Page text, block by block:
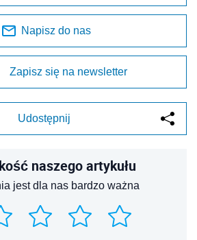
Napisz do nas
Zapisz się na newsletter
Udostępnij
naszego artykułu
jest dla nas bardzo ważna